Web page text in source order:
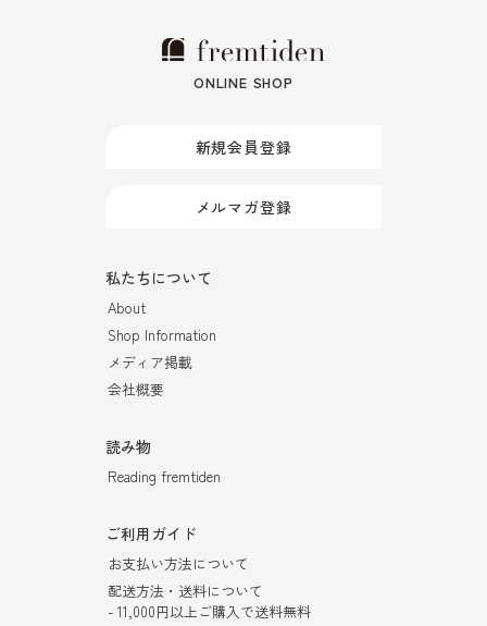
ONLINE SHOP
新規会員登録
メルマガ登録
私たちについて
About
Shop Information
メディア掲載
会社概要
読み物
Reading fremtiden
ご利用ガイド
お支払い方法について
配送方法・送料について
- 11,000円以上ご購入で送料無料